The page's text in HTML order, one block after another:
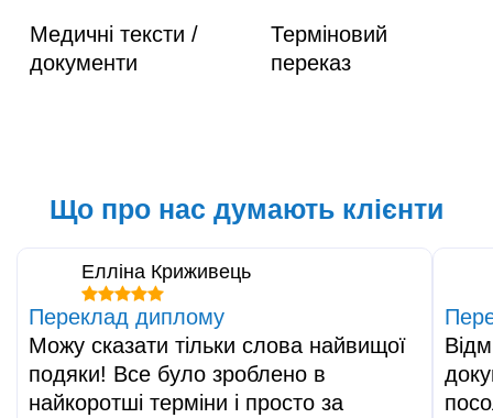
Медичні тексти /
документи
Терміновий
переказ
Що про нас думають клієнти
Елліна Криживець
Переклад диплому
Можу сказати тільки слова найвищої
подяки! Все було зроблено в
найкоротші терміни і просто за